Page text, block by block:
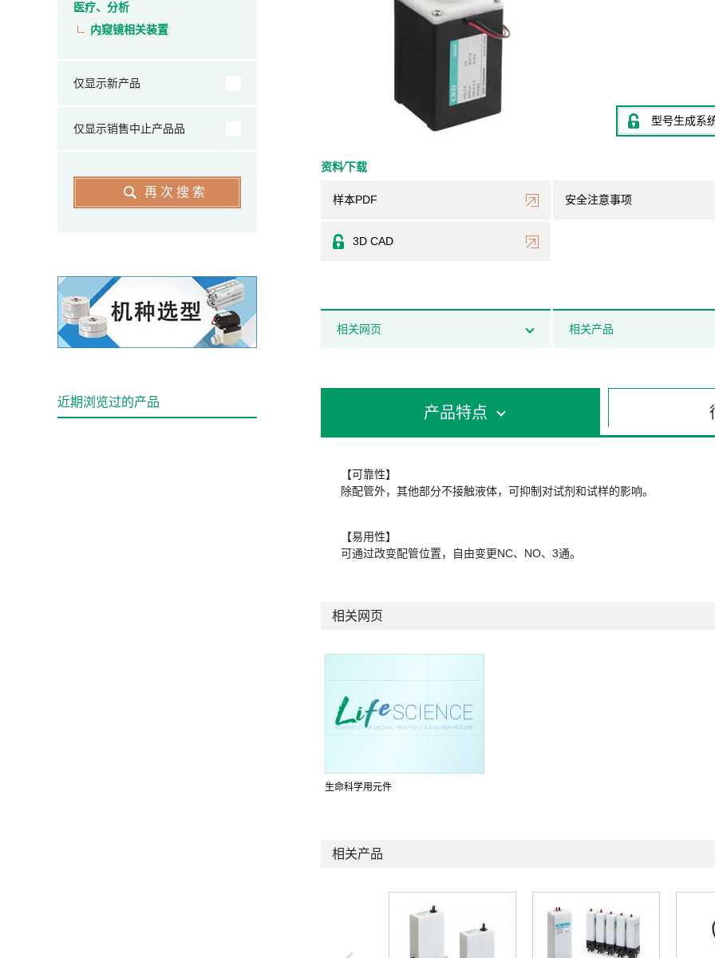
型号生成系
资料⁄下载
样本PDF 安全注意事项
3D CAD
相关网页 相关产品
产品特点
【可靠性】
除配管外，其他部分不接触液体，可抑制对试剂和试样的影响。
【易用性】
可通过改变配管位置，自由变更NC、NO、3通。
相关网页
生命科学用元件
相关产品
医疗、分析
内窥镜相关装置
仅显示新产品
仅显示销售中止产品品
再次搜索
近期浏览过的产品